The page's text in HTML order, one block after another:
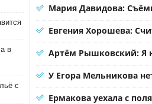
в
с
Мария Давидова:
Евгения Хорошева:
Артём Рышковский: Я
У Егора Мельникова
Ермакова уехала с